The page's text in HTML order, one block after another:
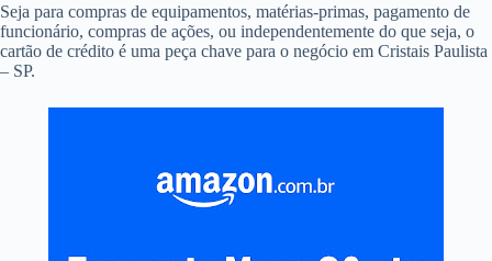
Seja para compras de equipamentos, matérias-primas, pagamento de
funcionário, compras de ações, ou independentemente do que seja, o
cartão de crédito é uma peça chave para o negócio em Cristais Paulista
– SP.